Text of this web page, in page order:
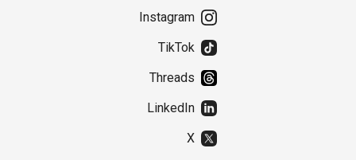
Instagram
TikTok
Threads
LinkedIn
X